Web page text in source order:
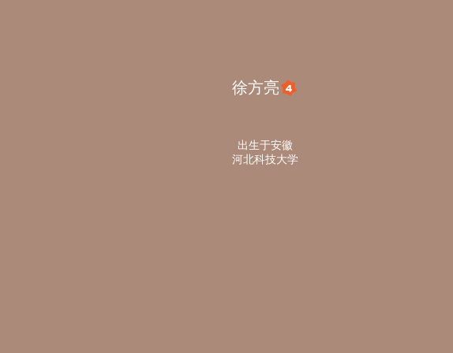
徐方亮
出生于安徽
河北科技大学